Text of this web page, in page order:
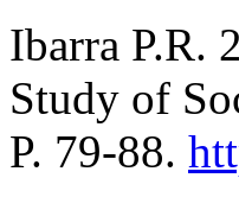
Ibarra P.R.
Study of
P. 79-88.